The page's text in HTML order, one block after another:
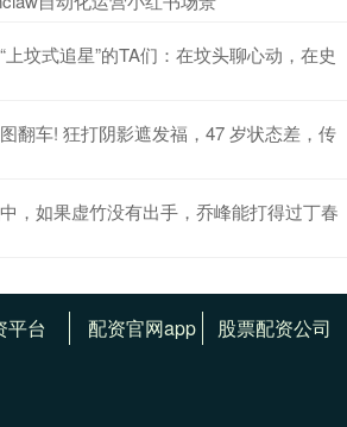
坟式追星”的TA们：在坟头聊心动，在史
翻车! 狂打阴影遮发福，47 岁状态差，传
，如果虚竹没有出手，乔峰能打得过丁春
平台 配资官网app 股票配资公司